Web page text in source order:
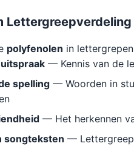
Lettergreepverdeling
polyfenolen in
— Kennis van de
spelling — Woorden in
— Het herkennen
songteksten —